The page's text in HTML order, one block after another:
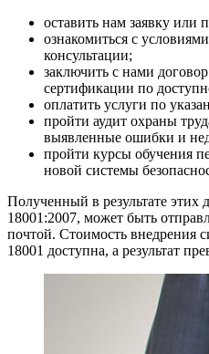
оставить нам заявку или
ознакомиться с
консультации;
заключить с нами
сертификации по
оплатить услуги по
пройти аудит охраны
выявленные ошибки и
пройти курсы обучения
новой системы
Полученный в результате этих
18001:2007, может быть
почтой. Стоимость внедрения
18001 доступна, а результат